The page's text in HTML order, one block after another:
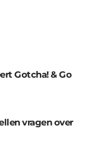
Gotcha! & Go
vragen over